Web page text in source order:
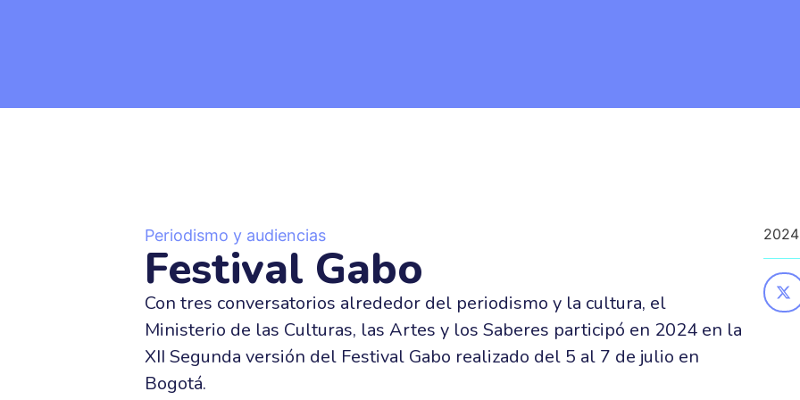
Periodismo y audiencias
Festival Gabo
Con tres conversatorios alrededor del periodismo y la cultura, el
Ministerio de las Culturas, las Artes y los Saberes participó en 2024 en la
XII Segunda versión del Festival Gabo realizado del 5 al 7 de julio en
Bogotá.
2024